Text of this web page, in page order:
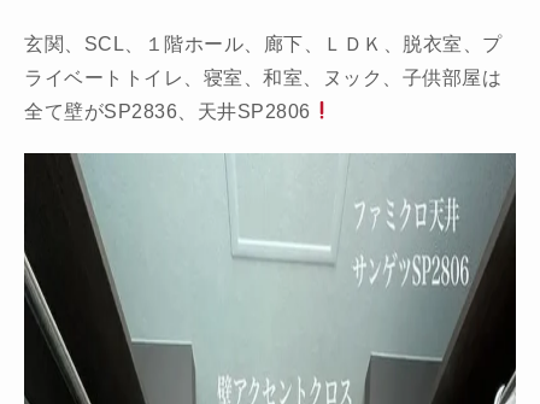
玄関、SCL、１階ホール、廊下、ＬＤＫ、脱衣室、プ
ライベートトイレ、寝室、和室、ヌック、子供部屋は
全て壁がSP2836、天井SP2806